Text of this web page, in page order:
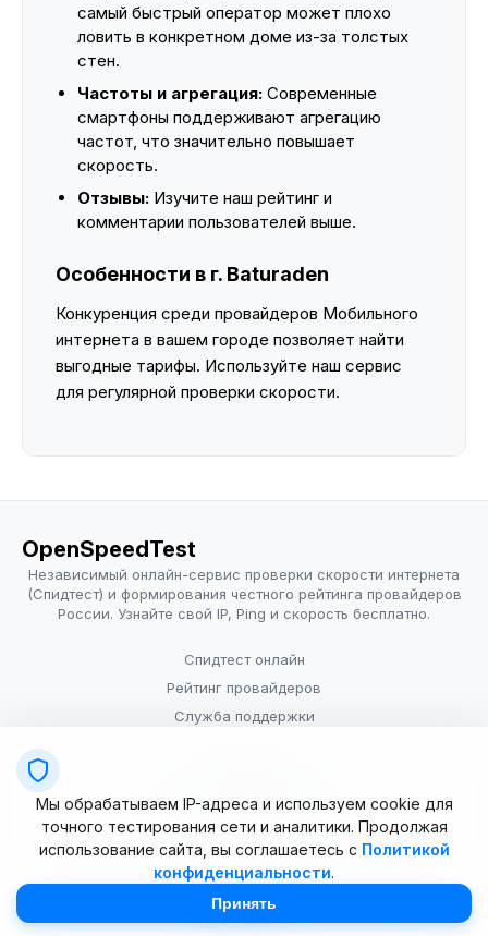
самый быстрый оператор может плохо
ловить в конкретном доме из-за толстых
стен.
Частоты и агрегация: Современные
смартфоны поддерживают агрегацию
частот, что значительно повышает
скорость.
Отзывы: Изучите наш рейтинг и
комментарии пользователей выше.
Особенности в г. Baturaden
Конкуренция среди провайдеров Мобильного
интернета в вашем городе позволяет найти
выгодные тарифы. Используйте наш сервис
для регулярной проверки скорости.
OpenSpeedTest
Независимый онлайн-сервис проверки скорости интернета
(Спидтест) и формирования честного рейтинга провайдеров
России. Узнайте свой IP, Ping и скорость бесплатно.
Спидтест онлайн
Рейтинг провайдеров
Служба поддержки
Условия использования
© 2025–2026 OpenSpeedTest (ИП Долматова В.В.). Все права
Мы обрабатываем IP-адреса и используем cookie для
точного тестирования сети и аналитики. Продолжая
использование сайта, вы соглашаетесь с Политикой
конфиденциальности.
Принять